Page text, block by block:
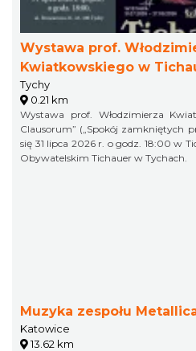
Wystawa prof.
Kwiatkowskiego w
Tychy
0.21 km
Wystawa prof. Włodzimierza
Clausorum” („Spokój zamkniętych
się 31 lipca 2026 r. o godz. 18:00 w
Obywatelskim Tichauer w Tychach.
Muzyka zespołu
Katowice
13.62 km